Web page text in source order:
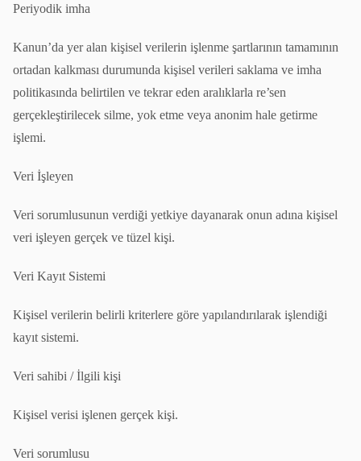
Periyodik imha
Kanun’da yer alan kişisel verilerin işlenme şartlarının tamamının
ortadan kalkması durumunda kişisel verileri saklama ve imha
politikasında belirtilen ve tekrar eden aralıklarla re’sen
gerçekleştirilecek silme, yok etme veya anonim hale getirme
işlemi.
Veri İşleyen
Veri sorumlusunun verdiği yetkiye dayanarak onun adına kişisel
veri işleyen gerçek ve tüzel kişi.
Veri Kayıt Sistemi
Kişisel verilerin belirli kriterlere göre yapılandırılarak işlendiği
kayıt sistemi.
Veri sahibi / İlgili kişi
Kişisel verisi işlenen gerçek kişi.
Veri sorumlusu